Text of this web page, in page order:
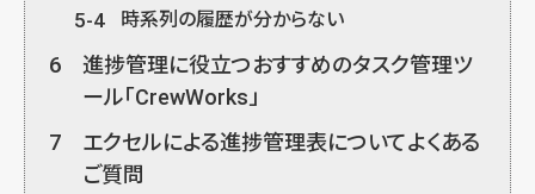
5-4 時系列の履歴が分からない
6
進捗管理に役立つおすすめのタスク管理ツ
ール「CrewWorks」
7
エクセルによる進捗管理表についてよくある
ご質問